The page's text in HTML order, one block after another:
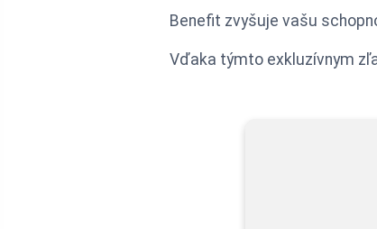
Benefit zvyšuje vašu
Vďaka týmto exkluzívnym